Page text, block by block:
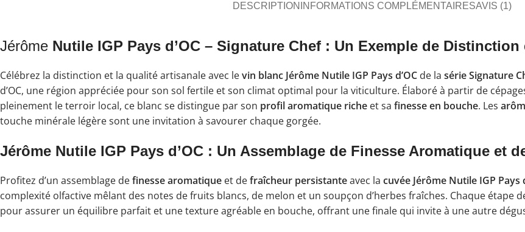
DESCRIPTION INFORMATIONS COMPLÉMENTAIRESAVIS (1)
Jérôme Nutile IGP Pays d’OC – Signature Chef : Un Exemple de
Célébrez la distinction et la qualité artisanale avec levin blanc Jérôme Nutile IGP Pays d’OC de la série Signature
d’OC, une région appréciée pour son sol fertile et son climat optimal pour la viticulture. Élaboré à partir de
pleinement le terroir local, ce blanc se distingue par son profil aromatique riche et sa finesse en bouche. Les
touche minérale légère sont une invitation à savourer chaque gorgée.
Jérôme Nutile IGP Pays d’OC : Un Assemblage de Finesse Aromatique et
Profitez d’un assemblage definesse aromatique et defraîcheur persistanteavec la cuvée Jérôme Nutile IGP Pays
complexité olfactive mêlant des notes de fruits blancs, de melon et un soupçon d’herbes fraîches. Chaque étape
pour assurer un équilibre parfait et une texture agréable en bouche, offrant une finale qui invite à une autre